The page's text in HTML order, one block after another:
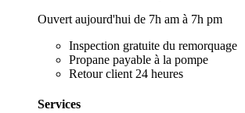
Ouvert aujourd'hui de 7h am à 7h pm
Inspection gratuite du remorquage
Propane payable à la pompe
Retour client 24 heures
Services